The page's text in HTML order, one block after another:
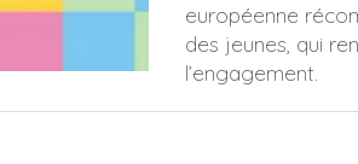
européenne
des jeunes, qui
l’engagement.